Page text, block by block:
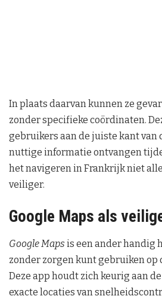
In plaats daarvan kunnen ze
zonder specifieke coördinaten.
gebruikers aan de juiste kant van
nuttige informatie ontvangen
het navigeren in Frankrijk niet
veiliger.
Google Maps als
Google Maps is een ander handig
zonder zorgen kunt gebruiken op
Deze app houdt zich keurig aan
exacte locaties van